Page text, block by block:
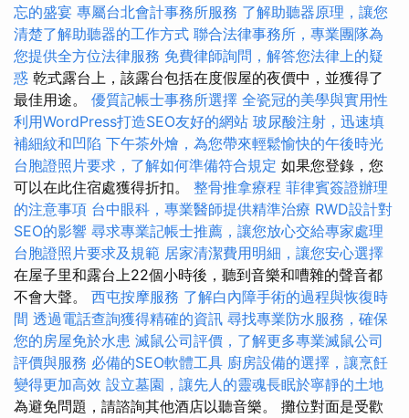
忘的盛宴 專屬台北會計事務所服務 了解助聽器原理，讓您
清楚了解助聽器的工作方式 聯合法律事務所，專業團隊為
您提供全方位法律服務 免費律師詢問，解答您法律上的疑
惑 乾式露台上，該露台包括在度假屋的夜價中，並獲得了
最佳用途。 優質記帳士事務所選擇 全瓷冠的美學與實用性
利用WordPress打造SEO友好的網站 玻尿酸注射，迅速填
補細紋和凹陷 下午茶外燴，為您帶來輕鬆愉快的午後時光
台胞證照片要求，了解如何準備符合規定 如果您登錄，您
可以在此住宿處獲得折扣。 整骨推拿療程 菲律賓簽證辦理
的注意事項 台中眼科，專業醫師提供精準治療 RWD設計對
SEO的影響 尋求專業記帳士推薦，讓您放心交給專家處理
台胞證照片要求及規範 居家清潔費用明細，讓您安心選擇
在屋子里和露台上22個小時後，聽到音樂和嘈雜的聲音都
不會大聲。 西屯按摩服務 了解白內障手術的過程與恢復時
間 透過電話查詢獲得精確的資訊 尋找專業防水服務，確保
您的房屋免於水患 滅鼠公司評價，了解更多專業滅鼠公司
評價與服務 必備的SEO軟體工具 廚房設備的選擇，讓烹飪
變得更加高效 設立墓園，讓先人的靈魂長眠於寧靜的土地
為避免問題，請諮詢其他酒店以聽音樂。 攤位對面是受歡